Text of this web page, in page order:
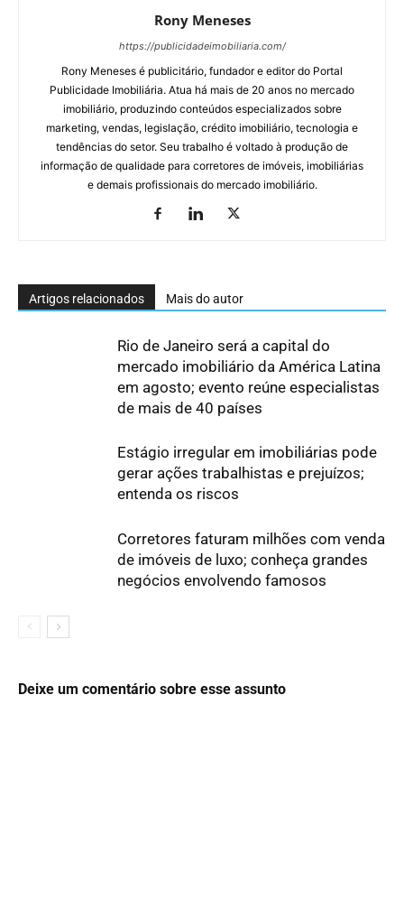
Rony Meneses
https://publicidadeimobiliaria.com/
Rony Meneses é publicitário, fundador e editor do Portal
Publicidade Imobiliária. Atua há mais de 20 anos no mercado
imobiliário, produzindo conteúdos especializados sobre
marketing, vendas, legislação, crédito imobiliário, tecnologia e
tendências do setor. Seu trabalho é voltado à produção de
informação de qualidade para corretores de imóveis, imobiliárias
e demais profissionais do mercado imobiliário.
Artigos relacionados Mais do autor
Rio de Janeiro será a capital do
mercado imobiliário da América Latina
em agosto; evento reúne especialistas
de mais de 40 países
Estágio irregular em imobiliárias pode
gerar ações trabalhistas e prejuízos;
entenda os riscos
Corretores faturam milhões com venda
de imóveis de luxo; conheça grandes
negócios envolvendo famosos
Deixe um comentário sobre esse assunto